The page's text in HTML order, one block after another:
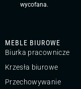
MEBLE BIUROWE
Biurka pracownicze
Krzesła biurowe
Przechowywanie
wycofana.